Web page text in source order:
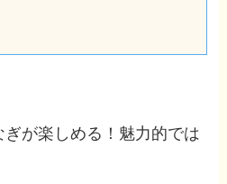
が楽しめる！魅力的では